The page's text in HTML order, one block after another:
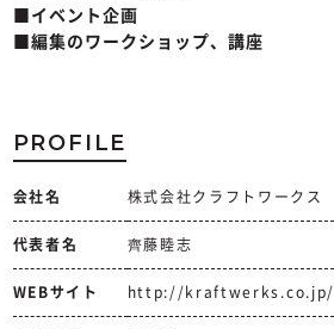
■イベント企画
■編集のワークショップ、講座
PROFILE
会社名 株式会社クラフトワークス
代表者名 齊藤睦志
WEBサイト http://kraftwerks.co.jp/